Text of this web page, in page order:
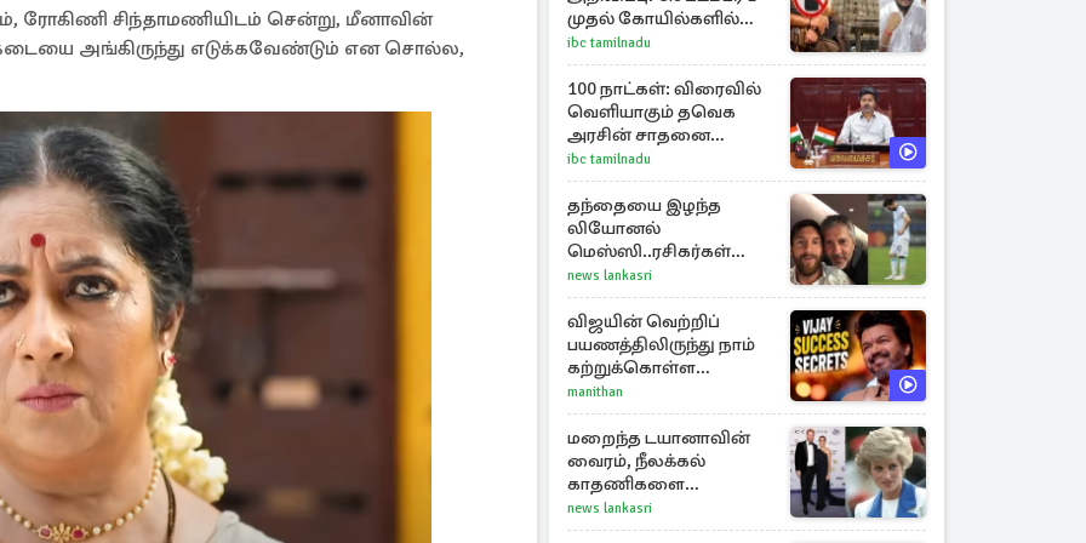
ரோகிணி சிந்தாமணியிடம் சென்று, மீனாவின்
அங்கிருந்து எடுக்கவேண்டும் என சொல்ல,
முதல் கோயில்களில்
மொபைலுக்கு தடை!
ibc tamilnadu
100 நாட்கள்: விரைவில்
வெளியாகும் தவெக
அரசின் சாதனை
பட்டியல்
ibc tamilnadu
தந்தையை இழந்த
லியோனல்
மெஸ்ஸி..ரசிகர்கள்
இரங்கல்
news lankasri
விஜயின் வெற்றிப்
பயணத்திலிருந்து நாம்
கற்றுக்கொள்ள
வேண்டிய முக்கிய 3
விடயங்கள்!
manithan
மறைந்த டயானாவின்
வைரம், நீலக்கல்
காதணிகளை
அணிந்திருந்த மேகன்
மார்க்கல்
news lankasri